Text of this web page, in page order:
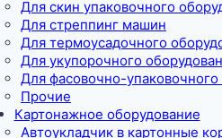
Для скин упаковочного
Для стреппинг машин
Для термоусадочного
Для укупорочного
Для фасовочно-упаковочного
Прочие
Картонажное оборудование
Автоукладчик в картонные